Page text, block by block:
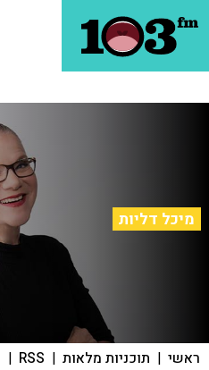
מיכל דליות
ראשי | תוכניות מלאות |
RSS
|